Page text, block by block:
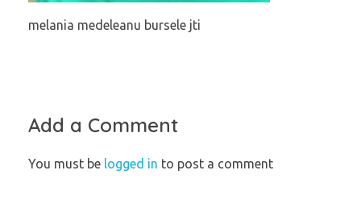
melania medeleanu bursele jti
Add a Comment
You must be logged in to post a comment